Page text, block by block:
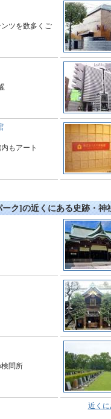
ツを数多くご
もアート
ク]の近くにある史跡・神
問所
近く